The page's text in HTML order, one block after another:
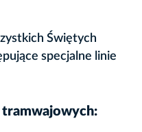
Świętych
specjalne linie